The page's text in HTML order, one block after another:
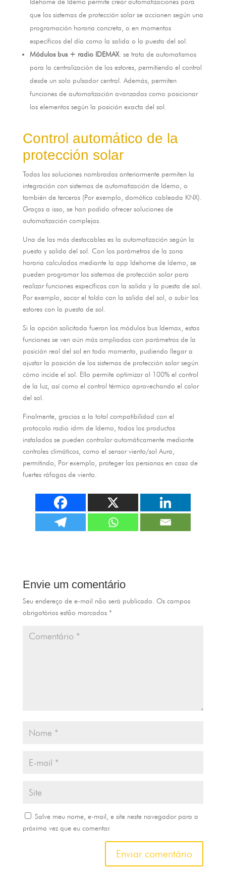
que los sistemas de protección solar se accionen según una
programación horaria concreta o en momentos
específicos del día como la salida o la puesta del sol
Módulos bus+ radio IDEMAX: se trata de automatismos
para la centralización de los estores, permitiendo el control
desde un solo pulsador central Además, permiten
funciones de automatización avanzadas como posicionar
los elementos según la posición exacta del sol
Control automático de la
protección solar
Todas las soluciones nombradas anteriormente permiten la
integración con sistemas de automatización de Idemo o
también de terceros(Por exemplo, domótica cableada KNX).
Graças a isso, se han podido ofrecer soluciones de
automatización complejas.
Una de las más destacables es la automatización según la
puesta y salida del sol Con los parámetros de la zona
horaria calculados mediante la app Idehome de Idemo se
pueden programar los sistemas de protección solar para
realizar funciones específicas con la salida y la puesta de sol
Por exemplo, sacar el toldo con la salida del sol o subir los
estores con la puesta de sol
Si la opción solicitada fueron los módulos bus Idemax estas
funciones se ven aún más ampliadas con parámetros de la
posición real del sol en todo momento
pudiendo llegar a
ajustar la posición de los sistemas de protección solar según
cómo incide el sol
Ello permite optimizar al 100% el control
de la luz, así como el control térmico aprovechando el calor
del sol
Finalmente, gracias a la total compatibilidad con el
protocolo radio idrm de Idemo todos los productos
instalados se pueden controlar automáticamente mediante
controles climáticos, como el sensor viento/sol Aura
permitindo, Por exemplo, proteger las persianas en caso de
fuertes ráfagas de viento
Envie um comentário
Seu endereço de e-mail não será publicado. Os campos
obrigatórios estão marcados *
Salve meu nome, e-mail, e site neste navegador para a
próxima vez que eu comentar.